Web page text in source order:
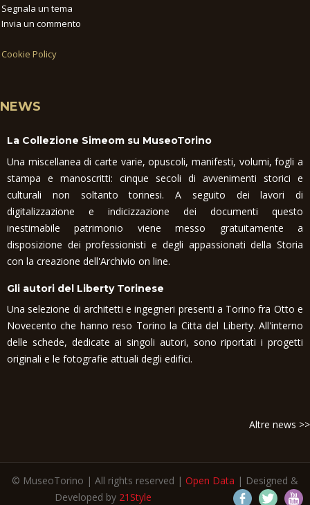
Segnala un tema
Invia un commento
Cookie Policy
NEWS
La Collezione Simeom su MuseoTorino
Una miscellanea di carte varie, opuscoli, manifesti, volumi, fogli a
stampa e manoscritti: cinque secoli di avvenimenti storici e
culturali non soltanto torinesi. A seguito dei lavori di
digitalizzazione e indicizzazione dei documenti questo
inestimabile patrimonio viene messo gratuitamente a
disposizione dei professionisti e degli appassionati della Storia
con la creazione dell'Archivio on line.
Gli autori del Liberty Torinese
Una selezione di architetti e ingegneri presenti a Torino fra Otto e
Novecento che hanno reso Torino la Citta del Liberty. All'interno
delle schede, dedicate ai singoli autori, sono riportati i progetti
originali e le fotografie attuali degli edifici.
Altre news >>
© MuseoTorino | All rights reserved | Open Data | Designed &
Developed by 21Style